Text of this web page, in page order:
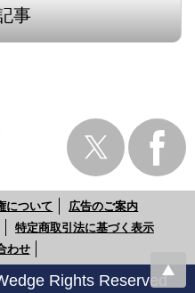
事
について
広告のご案内
特定商取引法に基づく表示
わせ
Rights Reserved